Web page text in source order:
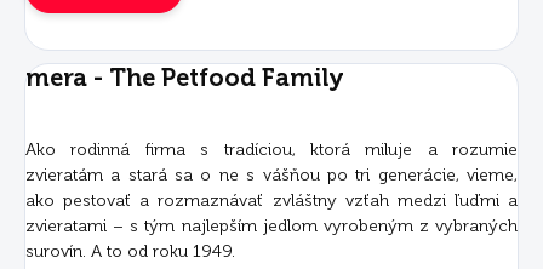
mera - The Petfood Family
Ako rodinná firma s tradíciou, ktorá miluje a rozumie
zvieratám a stará sa o ne s vášňou po tri generácie, vieme,
ako pestovať a rozmaznávať zvláštny vzťah medzi ľuďmi a
zvieratami – s tým najlepším jedlom vyrobeným z vybraných
surovín. A to od roku 1949.